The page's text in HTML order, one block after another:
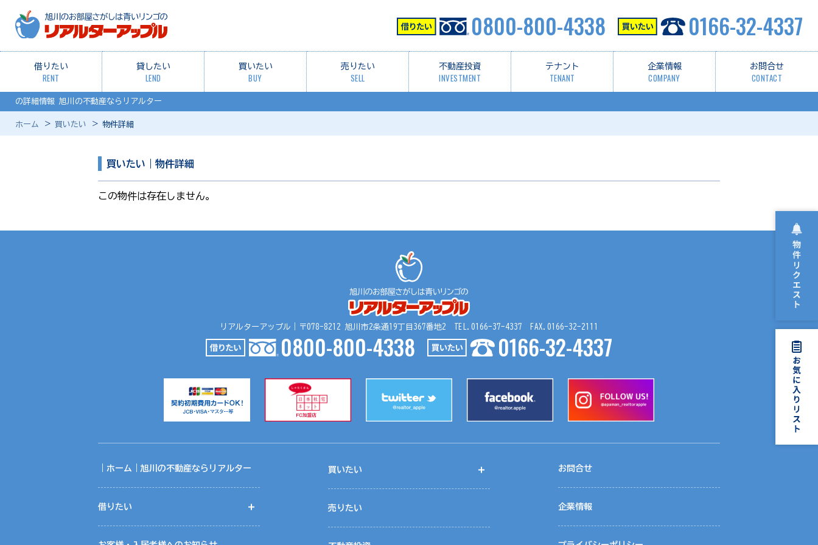
借りたい
RENT
貸したい
LEND
買いたい
BUY
売りたい
SELL
不動産投資
INVESTMENT
テナント
TENANT
企業情報
COMPANY
お問合せ
CONTACT
0800-800-4338 0166-32-4337
の詳細情報 旭川の不動産ならリアルター
ホーム 買いたい 物件詳細
買いたい｜物件詳細
この物件は存在しません。
リアルターアップル｜〒078-8212 旭川市2条通19丁目367番地2 TEL.0166-37-4337 FAX.0166-32-2111
0800-800-4338 0166-32-4337
｜ホーム｜旭川の不動産ならリアルター
借りたい
買いたい
売りたい
お問合せ
企業情報